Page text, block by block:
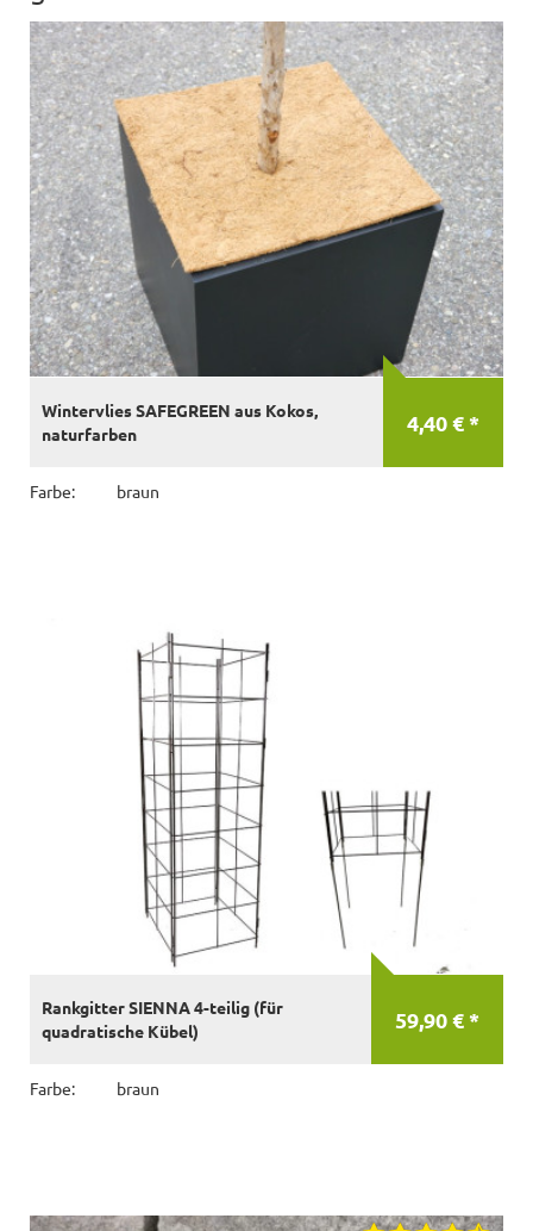
4,40 € *
Wintervlies SAFEGREEN aus Kokos,
naturfarben
Farbe: braun
59,90 € *
Rankgitter SIENNA 4-teilig (für
quadratische Kübel)
Farbe: braun